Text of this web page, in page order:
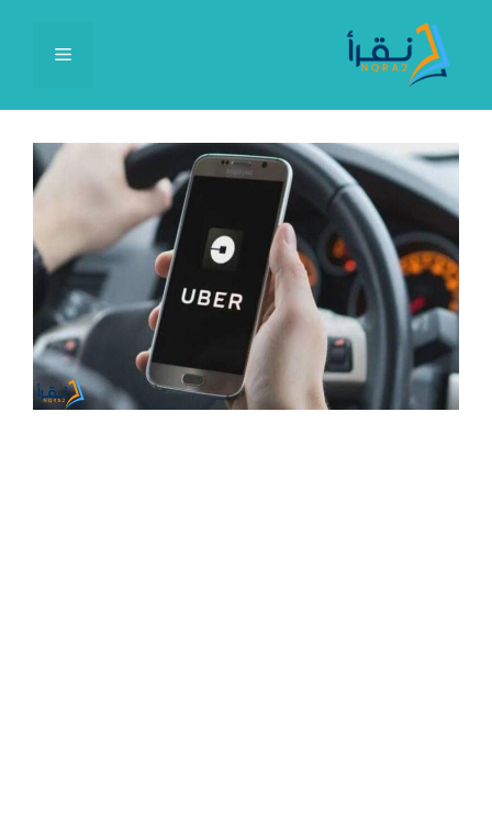
المحتوى
القائمة